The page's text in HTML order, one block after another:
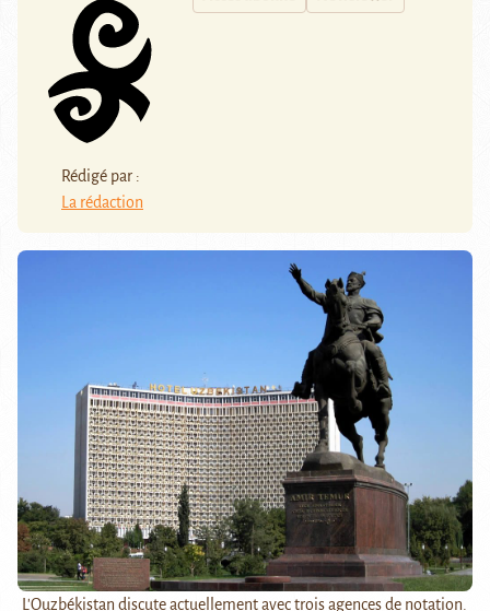
Rédigé par :
La rédaction
L'Ouzbékistan discute actuellement avec trois agences de notation.